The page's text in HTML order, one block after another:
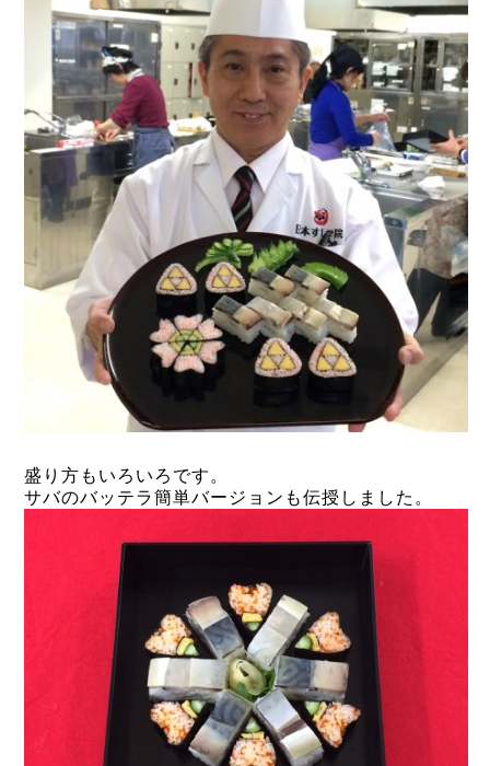
盛り方もいろいろです。
サバのバッテラ簡単バージョンも伝授しました。